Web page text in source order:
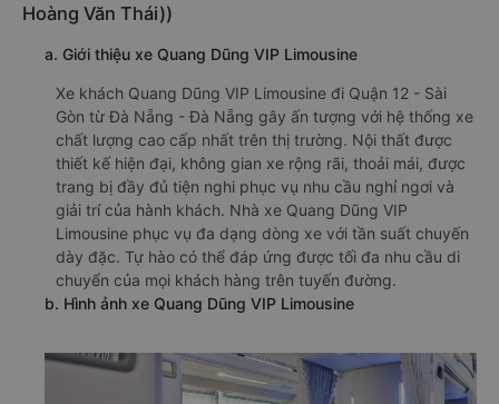
Hoàng Văn Thái))
a. Giới thiệu xe Quang Dũng VIP Limousine
Xe khách Quang Dũng VIP Limousine đi Quận 12 - Sài
Gòn từ Đà Nẵng - Đà Nẵng gây ấn tượng với hệ thống xe
chất lượng cao cấp nhất trên thị trường. Nội thất được
thiết kế hiện đại, không gian xe rộng rãi, thoải mái, được
trang bị đầy đủ tiện nghi phục vụ nhu cầu nghỉ ngơi và
giải trí của hành khách. Nhà xe Quang Dũng VIP
Limousine phục vụ đa dạng dòng xe với tần suất chuyến
dày đặc. Tự hào có thể đáp ứng được tối đa nhu cầu di
chuyển của mọi khách hàng trên tuyến đường.
b. Hình ảnh xe Quang Dũng VIP Limousine